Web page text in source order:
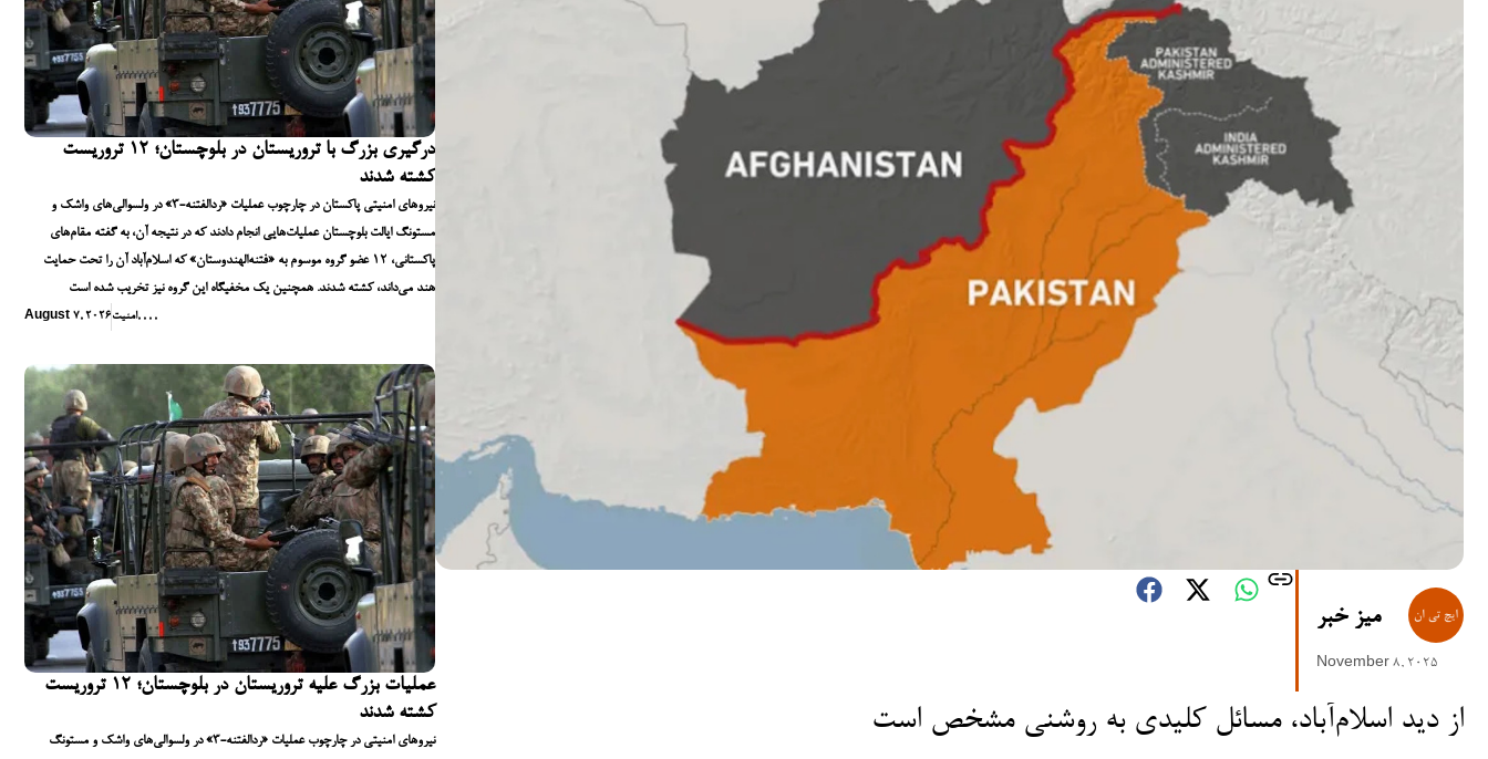
درگیری بزرگ با تروریستان در بلوچستان؛ ۱۲ تروریست
کشته شدند
نیروهای امنیتی پاکستان در چارچوب عملیات «ردالفتنه-۳» در ولسوالی‌های واشک و
مستونگ ایالت بلوچستان عملیات‌هایی انجام دادند که در نتیجه آن، به گفته مقام‌های
پاکستانی، ۱۲ عضو گروه موسوم به «فتنه‌الهندوستان» که اسلام‌آباد آن را تحت حمایت
هند می‌داند، کشته شدند. همچنین یک مخفیگاه این گروه نیز تخریب شده است
August 7, 2026امنیت, , , ,
عملیات بزرگ علیه تروریستان در بلوچستان؛ ۱۲ تروریست
کشته شدند
نیروهای امنیتی در چارچوب عملیات «ردالفتنه-۳» در ولسوالی‌های واشک و مستونگ
میز خبر
November 8, 2025
از دید اسلام‌آباد، مسائل کلیدی به روشنی مشخص است